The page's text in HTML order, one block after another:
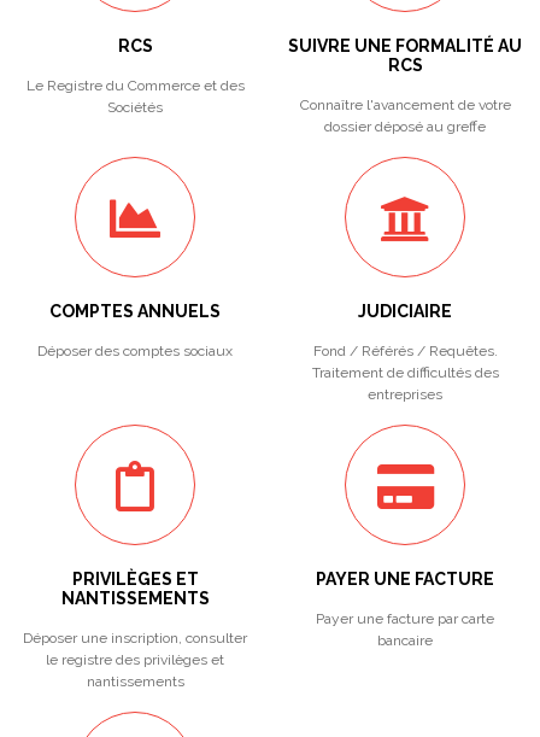
RCS
Le Registre du Commerce et des
Sociétés
SUIVRE UNE FORMALITÉ AU
RCS
Connaître l'avancement de votre
dossier déposé au greffe
COMPTES ANNUELS
Déposer des comptes sociaux
JUDICIAIRE
Fond / Référés / Requêtes.
Traitement de difficultés des
entreprises
PRIVILÈGES ET
NANTISSEMENTS
Déposer une inscription, consulter
le registre des privilèges et
nantissements
PAYER UNE FACTURE
Payer une facture par carte
bancaire